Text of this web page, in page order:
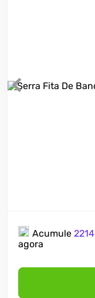
Acumule 2214
agora
10º climatizador